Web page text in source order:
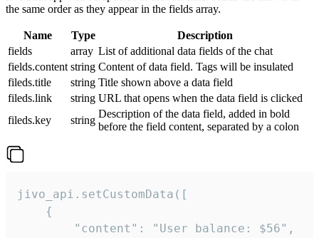
the same order as they appear in the fields array.
Name Type
Description
fields
array List of additional data fields of the chat
fields.content string Content of data field. Tags will be insulated
fileds.title
string Title shown above a data field
fileds.link
string URL that opens when the data field is clicked
fileds.key
string
Description of the data field, added in bold
before the field content, separated by a colon
jivo_api.setCustomData([
    {
        "content": "User balance: $56",